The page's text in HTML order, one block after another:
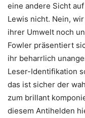
eine andere Sicht
Lewis nicht. Nein,
ihrer Umwelt noch
Fowler präsentiert
ihr beharrlich
Leser-Identifikation
das ist sicher der
zum brillant
diesem Antihelden